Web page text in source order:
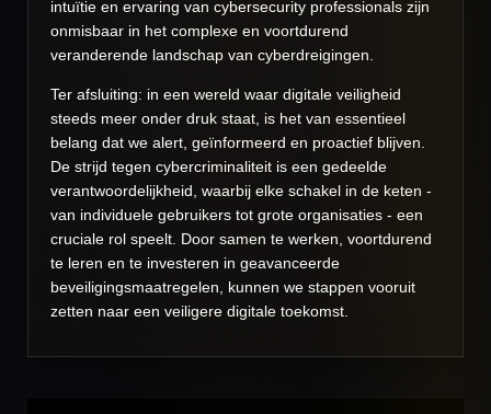
intuïtie en ervaring van cybersecurity professionals zijn
onmisbaar in het complexe en voortdurend
veranderende landschap van cyberdreigingen.
Ter afsluiting: in een wereld waar digitale veiligheid
steeds meer onder druk staat, is het van essentieel
belang dat we alert, geïnformeerd en proactief blijven.
De strijd tegen cybercriminaliteit is een gedeelde
verantwoordelijkheid, waarbij elke schakel in de keten -
van individuele gebruikers tot grote organisaties - een
cruciale rol speelt. Door samen te werken, voortdurend
te leren en te investeren in geavanceerde
beveiligingsmaatregelen, kunnen we stappen vooruit
zetten naar een veiligere digitale toekomst.